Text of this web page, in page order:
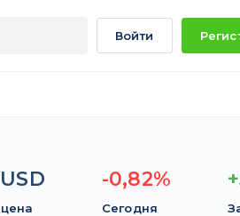
Войти
-0,82%
Сегодня